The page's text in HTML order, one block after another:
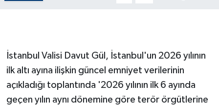
İstanbul Valisi Davut Gül, İstanbul'un 2026 yılının
ilk altı ayına ilişkin güncel emniyet verilerinin
açıkladığı toplantında '2026 yılının ilk 6 ayında
geçen yılın aynı dönemine göre terör örgütlerine
Güvenlik
HABERDE İNSAN